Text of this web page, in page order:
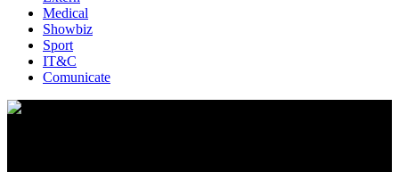
Medical
Showbiz
Sport
IT&C
Comunicate